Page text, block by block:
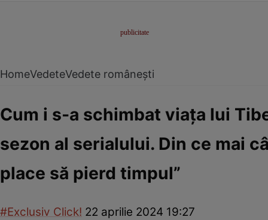
HomeVedeteVedete românești
Cum i s-a schimbat viața lui
sezon al serialului. Din ce mai
place să pierd timpul”
#Exclusiv Click! 22 aprilie 2024 19:27